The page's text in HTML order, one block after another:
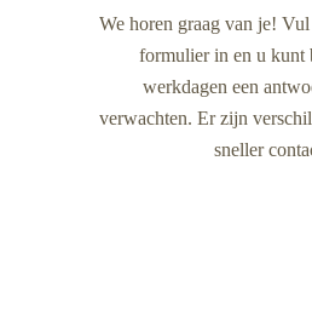
We horen graag van je! Vul
formulier in en u kunt
werkdagen een
verwachten. Er zijn
sneller